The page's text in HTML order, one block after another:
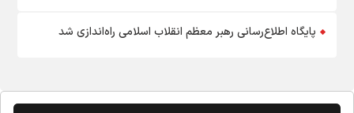
پایگاه اطلاع‌رسانی رهبر معظم انقلاب اسلامی راه‌اندازی شد